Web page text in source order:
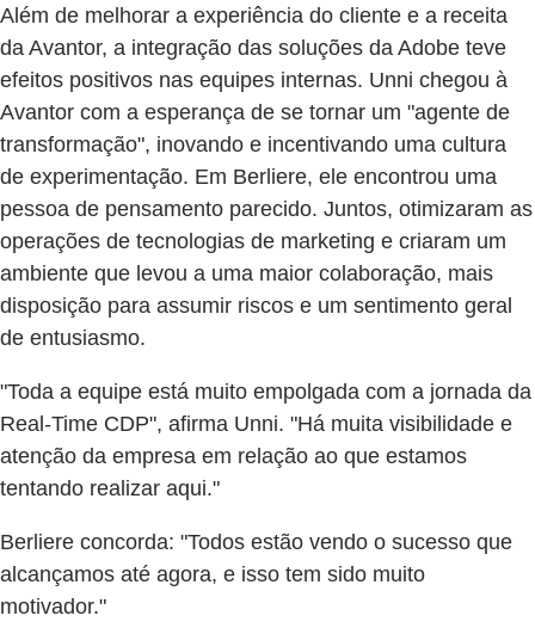
Além de melhorar a experiência do cliente e a receita
da Avantor, a integração das soluções da Adobe teve
efeitos positivos nas equipes internas. Unni chegou à
Avantor com a esperança de se tornar um "agente de
transformação", inovando e incentivando uma cultura
de experimentação. Em Berliere, ele encontrou uma
pessoa de pensamento parecido. Juntos, otimizaram as
operações de tecnologias de marketing e criaram um
ambiente que levou a uma maior colaboração, mais
disposição para assumir riscos e um sentimento geral
de entusiasmo.
"Toda a equipe está muito empolgada com a jornada da
Real-Time CDP", afirma Unni. "Há muita visibilidade e
atenção da empresa em relação ao que estamos
tentando realizar aqui."
Berliere concorda: "Todos estão vendo o sucesso que
alcançamos até agora, e isso tem sido muito
motivador."